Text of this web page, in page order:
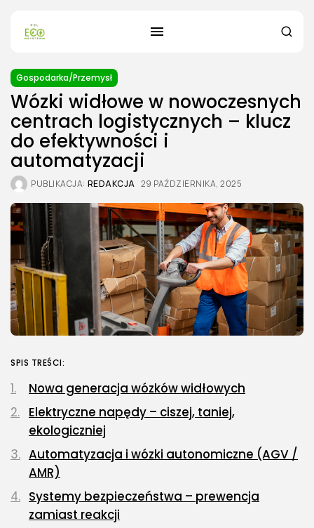
Gospodarka/Przemysł
Wózki widłowe w nowoczesnych
centrach logistycznych – klucz
do efektywności i
automatyzacji
PUBLIKACJA: REDAKCJA 29 PAŹDZIERNIKA, 2025
SPIS TREŚCI:
Nowa generacja wózków widłowych
Elektryczne napędy – ciszej, taniej,
ekologiczniej
Automatyzacja i wózki autonomiczne (AGV /
AMR)
Systemy bezpieczeństwa – prewencja
zamiast reakcji